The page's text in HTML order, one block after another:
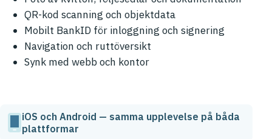
QR-kod scanning och objektdata
Mobilt BankID för inloggning och signering
Navigation och ruttöversikt
Synk med webb och kontor
NYCKELFUNKTIONER
iOS och Android — samma upplevelse på båda
plattformar